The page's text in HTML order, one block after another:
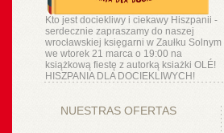
Kto jest dociekliwy i ciekawy Hiszpanii -
serdecznie zapraszamy do naszej
wrocławskiej księgarni w Zaułku Solnym
we wtorek 21 marca o 19:00 na
książkową fiestę z autorką ksiażki OLÉ!
HISZPANIA DLA DOCIEKLIWYCH!
NUESTRAS OFERTAS